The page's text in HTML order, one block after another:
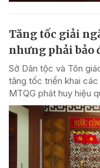
Tăng tốc giải
nhưng phải bảo
Sở Dân tộc và Tôn
tăng tốc triển khai
MTQG phát huy hiệu